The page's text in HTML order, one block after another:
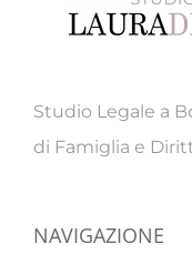
Studio Legale a
di Famiglia e
NAVIGAZIONE